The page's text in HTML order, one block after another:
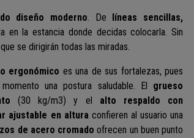
diseño moderno. De
líneas sencillas,
en la estancia donde decidas colocarla. Sin
se dirigirán todas las miradas.
ergonómico es una de sus fortalezas, pues
una postura saludable.
El grueso
(30 kg/m3)y el alto respaldo con
ajustable en altura confieren al usuario una
de acero cromado ofrecen un buen punto